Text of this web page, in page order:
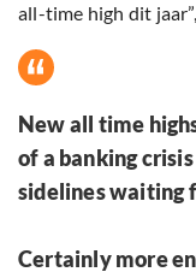
all-time high dit
New all time
of a banking
sidelines waiting
Certainly more